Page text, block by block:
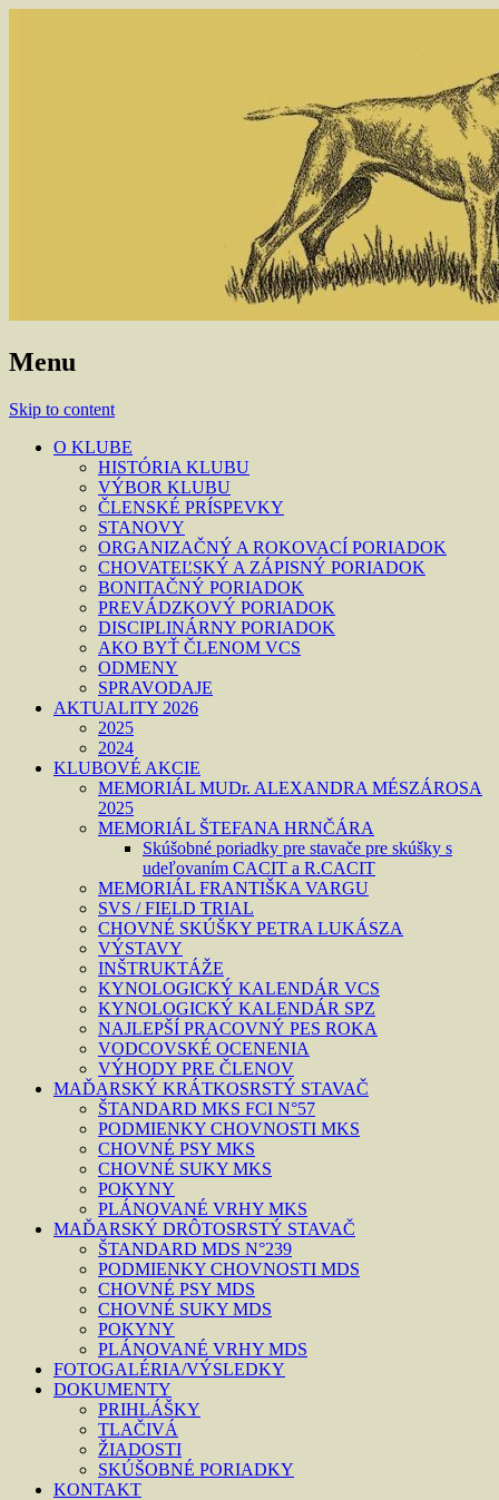
Menu
Skip to content
O KLUBE
HISTÓRIA KLUBU
VÝBOR KLUBU
ČLENSKÉ PRÍSPEVKY
STANOVY
ORGANIZAČNÝ A ROKOVACÍ PORIADOK
CHOVATEĽSKÝ A ZÁPISNÝ PORIADOK
BONITAČNÝ PORIADOK
PREVÁDZKOVÝ PORIADOK
DISCIPLINÁRNY PORIADOK
AKO BYŤ ČLENOM VCS
ODMENY
SPRAVODAJE
AKTUALITY 2026
2025
2024
KLUBOVÉ AKCIE
MEMORIÁL MUDr. ALEXANDRA MÉSZÁROSA
2025
MEMORIÁL ŠTEFANA HRNČÁRA
Skúšobné poriadky pre stavače pre skúšky s
udeľovaním CACIT a R.CACIT
MEMORIÁL FRANTIŠKA VARGU
SVS / FIELD TRIAL
CHOVNÉ SKÚŠKY PETRA LUKÁSZA
VÝSTAVY
INŠTRUKTÁŽE
KYNOLOGICKÝ KALENDÁR VCS
KYNOLOGICKÝ KALENDÁR SPZ
NAJLEPŠÍ PRACOVNÝ PES ROKA
VODCOVSKÉ OCENENIA
VÝHODY PRE ČLENOV
MAĎARSKÝ KRÁTKOSRSTÝ STAVAČ
ŠTANDARD MKS FCI N°57
PODMIENKY CHOVNOSTI MKS
CHOVNÉ PSY MKS
CHOVNÉ SUKY MKS
POKYNY
PLÁNOVANÉ VRHY MKS
MAĎARSKÝ DRÔTOSRSTÝ STAVAČ
ŠTANDARD MDS N°239
PODMIENKY CHOVNOSTI MDS
CHOVNÉ PSY MDS
CHOVNÉ SUKY MDS
POKYNY
PLÁNOVANÉ VRHY MDS
FOTOGALÉRIA/VÝSLEDKY
DOKUMENTY
PRIHLÁŠKY
TLAČIVÁ
ŽIADOSTI
SKÚŠOBNÉ PORIADKY
KONTAKT